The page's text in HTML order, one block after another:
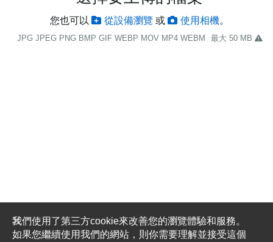
您也可以 從設備瀏覽 或 使用相機。
JPG JPEG PNG BMP GIF WEBP MOV MP4 WEBM 最大 50 MB
我們使用了第三方cookie來改善您的瀏覽體驗和服務。
如果您繼續使用我們的網站，則你需要理解並接受這個